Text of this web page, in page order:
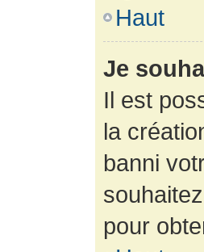
Haut
Je
Il est
la
banni
pour